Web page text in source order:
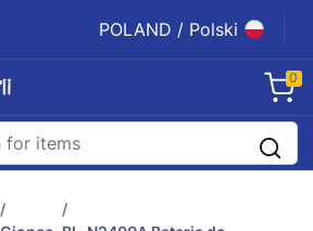
POLAND / Polski
0